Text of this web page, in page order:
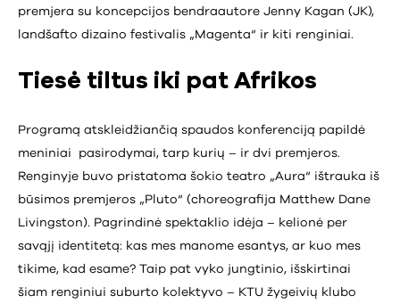
premjera su koncepcijos bendraautore Jenny Kagan (JK),
landšafto dizaino festivalis „Magenta“ ir kiti renginiai.
Tiesė tiltus iki pat Afrikos
Programą atskleidžiančią spaudos konferenciją papildė
meniniai pasirodymai, tarp kurių – ir dvi premjeros.
Renginyje buvo pristatoma šokio teatro „Aura“ ištrauka iš
būsimos premjeros „Pluto“ (choreografija Matthew Dane
Livingston). Pagrindinė spektaklio idėja – kelionė per
savąjį identitetą: kas mes manome esantys, ar kuo mes
tikime, kad esame? Taip pat vyko jungtinio, išskirtinai
šiam renginiui suburto kolektyvo – KTU žygeivių klubo